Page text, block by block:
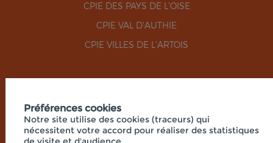
CPIE DES PAYS DE L'OISE
CPIE VAL D'AUTHIE
CPIE VILLES DE L'ARTOIS
Préférences cookies
Notre site utilise des cookies (traceurs) qui
nécessitent votre accord pour réaliser des statistiques